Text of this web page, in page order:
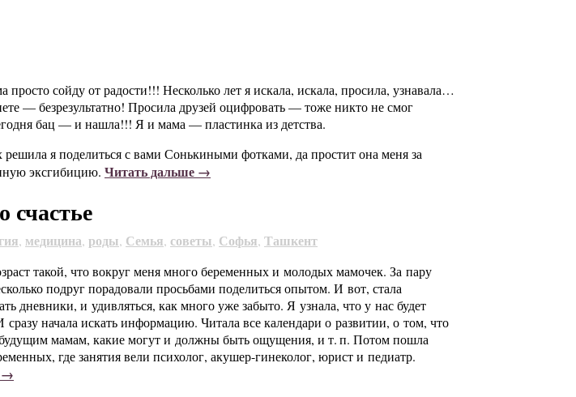
просто сойду от радости!!! Несколько лет я искала, искала, просила, узнавала…
— безрезультатно! Просила друзей оцифровать — тоже никто не смог
бац — и нашла!!! Я и мама — пластинка из детства.
решила я поделиться с вами Сонькиными фотками, да простит она меня за
эксгибицию. Читать дальше →
счастье
, медицина, роды, Семья, советы, Софья, Ташкент
такой, что вокруг меня много беременных и молодых мамочек. За пару
подруг порадовали просьбами поделиться опытом. И вот, стала
дневники, и удивляться, как много уже забыто. Я узнала, что у нас будет
начала искать информацию. Читала все календари о развитии, о том, что
мамам, какие могут и должны быть ощущения, и т. п. Потом пошла
где занятия вели психолог, акушер-гинеколог, юрист и педиатр.
→